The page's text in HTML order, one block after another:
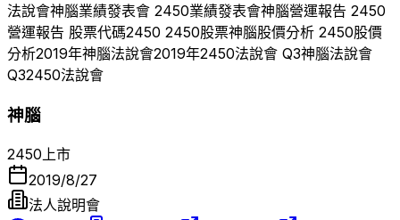
法說會神腦業績發表會 2450業績發表會神腦營運報告 2450
營運報告 股票代碼2450 2450股票神腦股價分析 2450股價
分析2019年神腦法說會2019年2450法說會 Q3神腦法說會
Q32450法說會
神腦
2450 上市
2019/8/27
法人說明會